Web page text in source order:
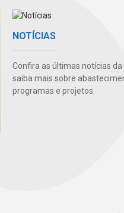
NOTÍCIAS
Confira as últimas notícias da
saiba mais sobre
programas e projetos.